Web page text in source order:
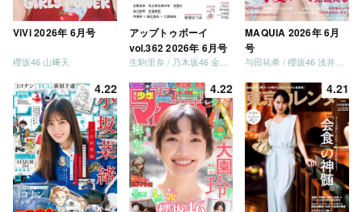
ViVi 2026年 6月号
櫻坂46 山﨑天
アップトゥボーイ
vol.362 2026年 6月号
生駒里奈 / 乃木坂46 金川紗耶 森平麗心
MAQUIA 2026年 6月
号
与田祐希 / 櫻坂46 浅井恋乃未
4.22 4.22 4.21